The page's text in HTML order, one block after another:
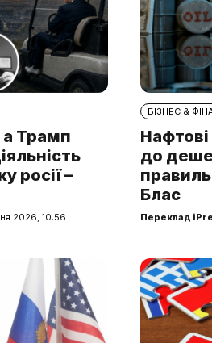
а Трамп
росії –
2026, 10:56
БІЗНЕС &
Нафтові
до
Блас
Переклад